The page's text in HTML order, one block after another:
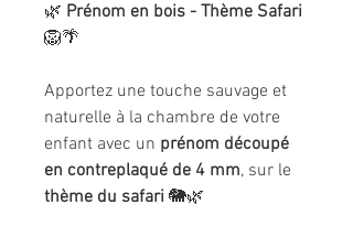
🌿 Prénom en bois - Thème Safari
🦁🌴
Apportez une touche sauvage et
naturelle à la chambre de votre
enfant avec un prénom découpé
en contreplaqué de 4 mm, sur le
thème du safari 🐘🌿